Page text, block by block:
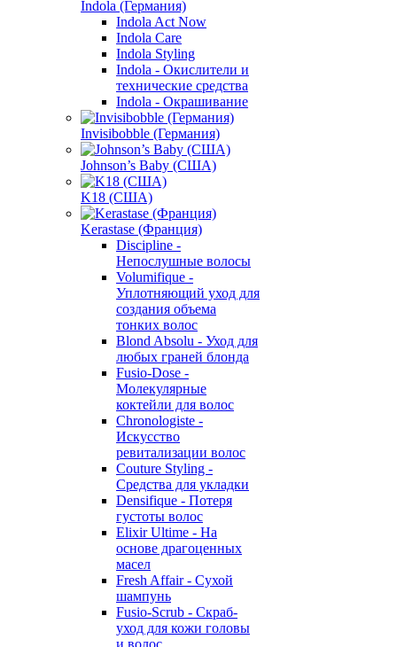
Indola (Германия)
Indola Act Now
Indola Care
Indola Styling
Indola - Окислители и
технические средства
Indola - Окрашивание
Invisibobble (Германия)
Johnson’s Baby (США)
K18 (США)
Kerastase (Франция)
Discipline -
Непослушные волосы
Volumifique -
Уплотняющий уход для
создания объема
тонких волос
Blond Absolu - Уход для
любых граней блонда
Fusio-Dose -
Молекулярные
коктейли для волос
Chronologiste -
Искусство
ревитализации волос
Couture Styling -
Средства для укладки
Densifique - Потеря
густоты волос
Elixir Ultime - На
основе драгоценных
масел
Fresh Affair - Сухой
шампунь
Fusio-Scrub - Скраб-
уход для кожи головы
и волос